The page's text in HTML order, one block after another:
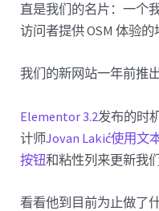
直是我们的名片：一个
访问者提供 OSM 体验的
我们的新网站一年前推
Elementor 3.2发布的时
计师Jovan Lakić使用文
按钮和粘性列来更新我
看看他到目前为止做了什